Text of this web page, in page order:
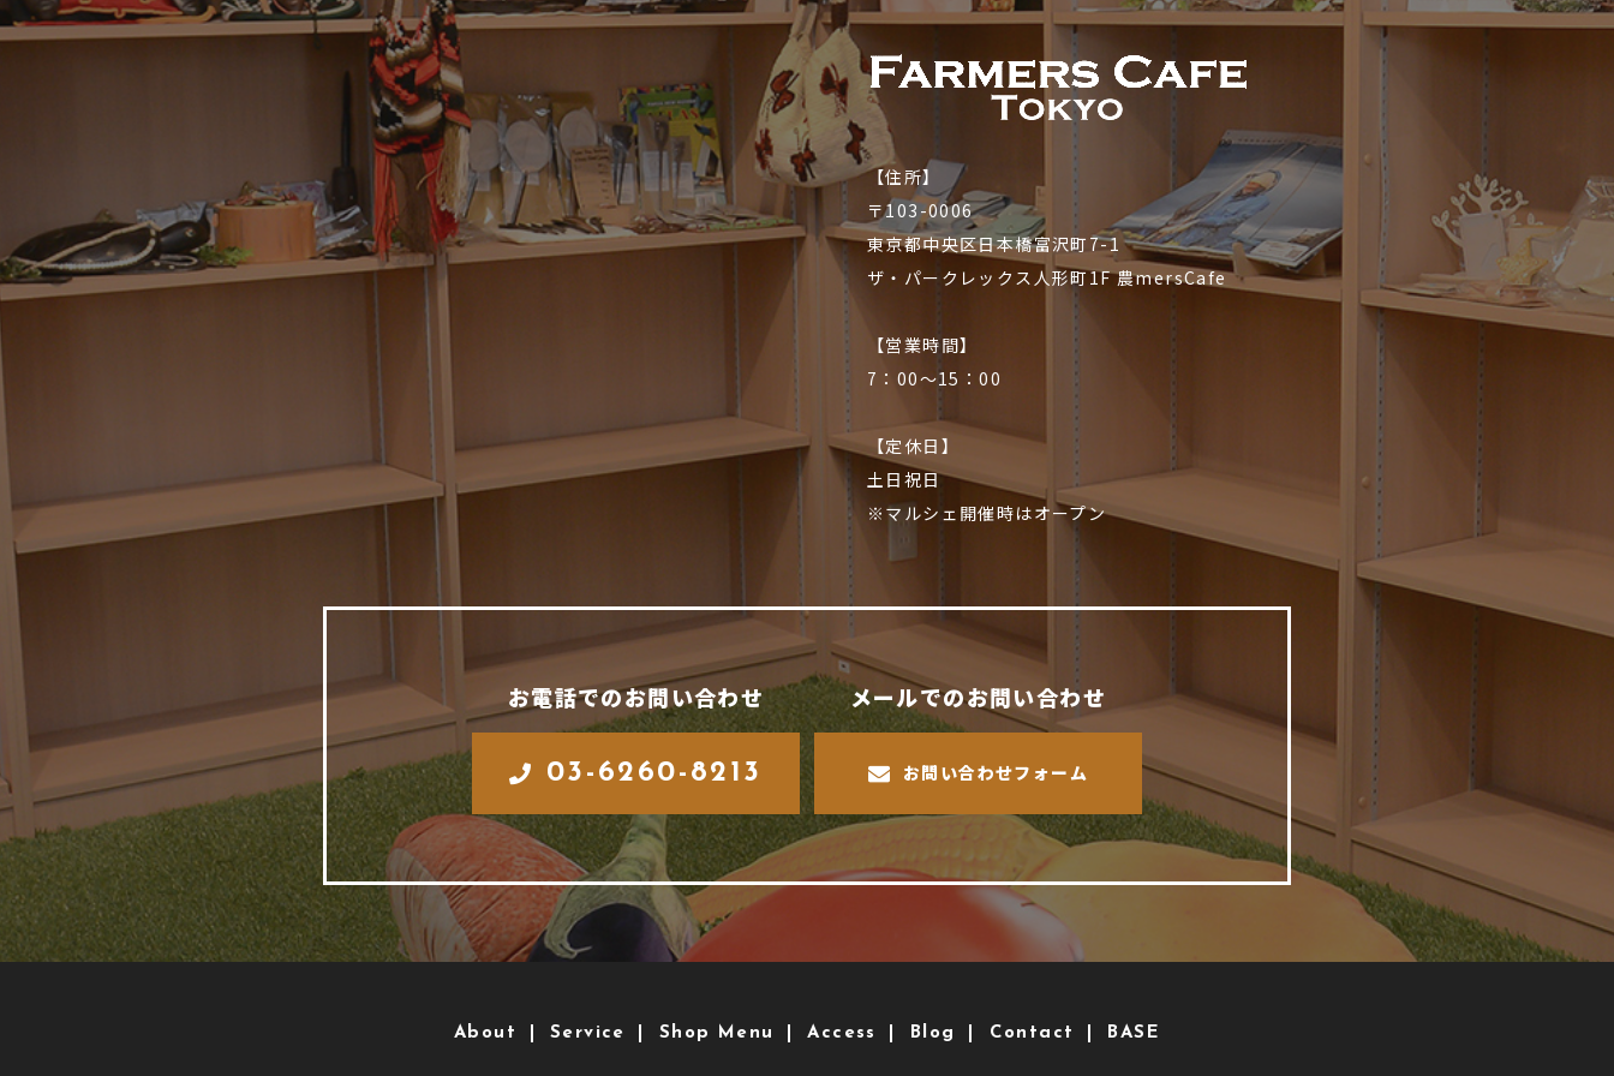
【住所】
〒103-0006
東京都中央区日本橋富沢町7-1
ザ・パークレックス人形町1F農mersCafe
【営業時間】
7：00〜15：00
【定休日】
土日祝日
※マルシェ開催時はオープン
お電話でのお問い合わせ
03-6260-8213
メールでのお問い合わせ
お問い合わせフォーム
About Service Shop Menu Access Blog Contact BASE